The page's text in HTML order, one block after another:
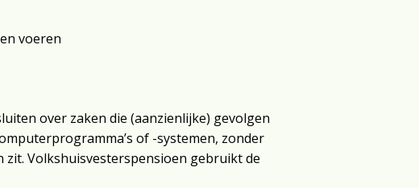
voeren
over zaken die (aanzienlijke) gevolgen
of -systemen, zonder
zit. Volkshuisvesterspensioen gebruikt de